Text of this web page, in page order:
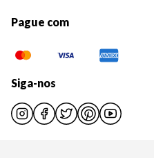
Pague com
Siga-nos